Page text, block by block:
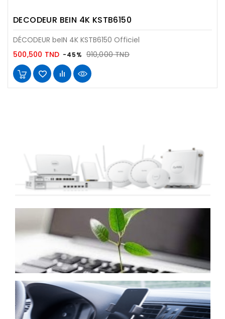
DECODEUR BEIN 4K KSTB6150
DÉCODEUR beIN 4K KSTB6150 Officiel
500,500 TND Prix
​​
habituel
-45% 910,000 TNDPrix